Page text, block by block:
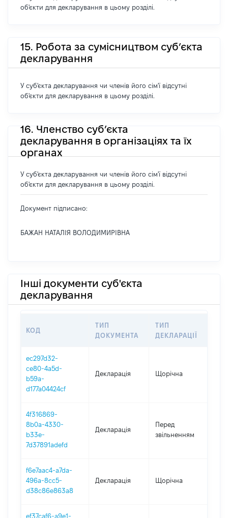
об'єкти для декларування в цьому розділі.
15. Робота за сумісництвом суб’єкта
декларування
У суб'єкта декларування чи членів його сім'ї відсутні
об'єкти для декларування в цьому розділі.
16. Членство суб’єкта
декларування в організаціях та їх
органах
У суб'єкта декларування чи членів його сім'ї відсутні
об'єкти для декларування в цьому розділі.
Документ підписано:
БАЖАН НАТАЛІЯ ВОЛОДИМИРІВНА
Інші документи суб'єкта
декларування
КОД
ТИП
ДОКУМЕНТА
ТИП
ДЕКЛАРАЦІЇ
ec297d32-
ce80-4a5d-
b59a-
d177a04424cf
Декларація Щорічна
4f316869-
8b0a-4330-
b33e-
7d37891adefd
Декларація
Перед
звільненням
f6e7aac4-a7da-
496a-8cc5-
d38c86e863a8
Декларація Щорічна
ef37caf6-a9e1-